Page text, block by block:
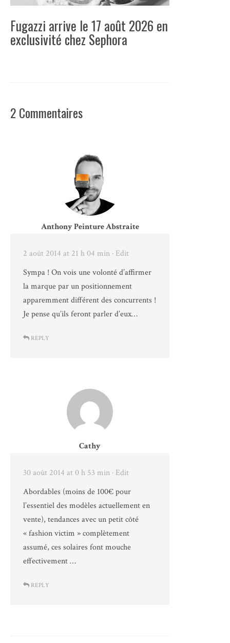
Fugazzi arrive le 17 août 2026 en
exclusivité chez Sephora
2 Commentaires
Anthony Peinture Abstraite
2 août 2014 at 21 h 04 min · Edit
Sympa ! On vois une volonté d’affirmer
la marque par un positionnement
apparemment différent des concurrents !
Je pense qu’ils feront parler d’eux…
REPLY
Cathy
30 août 2014 at 0 h 53 min · Edit
Abordables (moins de 100€ pour
l’essentiel des modèles actuellement en
vente), tendances avec un petit côté
« fashion victim » complètement
assumé, ces solaires font mouche
effectivement …
REPLY